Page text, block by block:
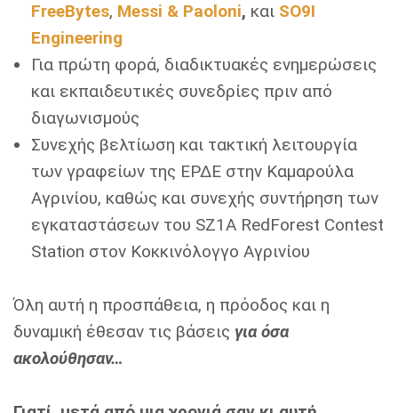
FreeBytes, Messi & Paoloni, και SO9I
Engineering
Για πρώτη φορά, διαδικτυακές ενημερώσεις
και εκπαιδευτικές συνεδρίες πριν από
διαγωνισμούς
Συνεχής βελτίωση και τακτική λειτουργία
των γραφείων της ΕΡΔΕ στην Καμαρούλα
Αγρινίου, καθώς και συνεχής συντήρηση των
εγκαταστάσεων του SZ1A RedForest Contest
Station στον Κοκκινόλογγο Αγρινίου
Όλη αυτή η προσπάθεια, η πρόοδος και η
δυναμική έθεσαν τις βάσεις για όσα
ακολούθησαν…